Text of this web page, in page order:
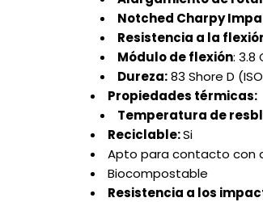
Notched Charpy
Resistencia a la
Módulo de flexión: 3.8
Dureza:83 Shore D
Propiedades térmicas:
Temperatura de
Reciclable:Si
Apto para contacto con
Biocompostable
Resistencia a los